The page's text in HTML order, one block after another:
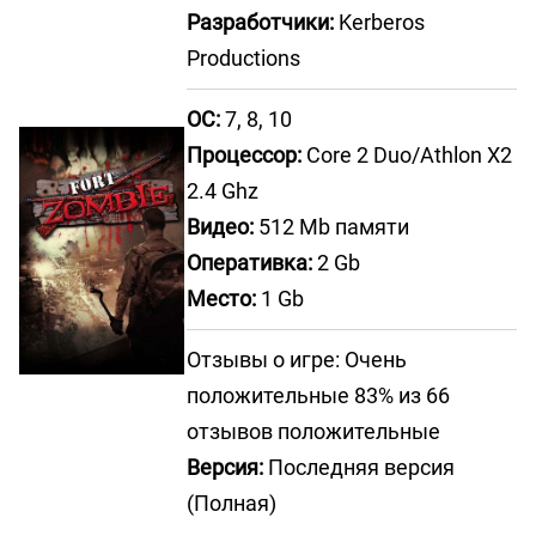
Разработчики: Kerberos
Productions
ОС:7, 8, 10
Процессор: Core 2 Duo/Athlon X2
2.4 Ghz
Видео: 512 Mb памяти
Оперативка:2 Gb
Место: 1 Gb
Отзывы о игре: Очень
положительные 83% из 66
отзывов положительные
Версия: Последняя версия
(Полная)